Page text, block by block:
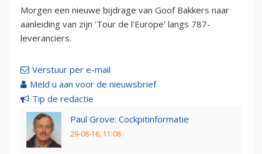
Morgen een nieuwe bijdrage van Goof Bakkers naar
aanleiding van zijn 'Tour de l'Europe' langs 787-
leveranciers.
Verstuur per e-mail
Meld u aan voor de nieuwsbrief
Tip de redactie
Paul Grove: Cockpitinformatie
29-08-16, 11:08